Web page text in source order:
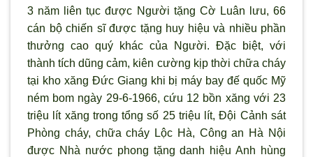
3 năm liên tục được Người tặng Cờ Luân lưu, 66
cán bộ chiến sĩ được tặng huy hiệu và nhiều phần
thưởng cao quý khác của Người. Đặc biệt, với
thành tích dũng cảm, kiên cường kịp thời chữa cháy
tại kho xăng Đức Giang khi bị máy bay đế quốc Mỹ
ném bom ngày 29-6-1966, cứu 12 bồn xăng với 23
triệu lít xăng trong tổng số 25 triệu lít, Đội Cảnh sát
Phòng cháy, chữa cháy Lộc Hà, Công an Hà Nội
được Nhà nước phong tặng danh hiệu Anh hùng